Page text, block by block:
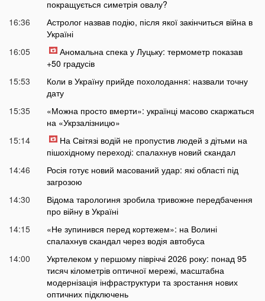
покращується симетрія овалу?
16:36
Астролог назвав подію, після якої закінчиться війна в
Україні
16:05
Аномальна спека у Луцьку: термометр показав
+50 градусів
15:53
Коли в Україну прийде похолодання: назвали точну
дату
15:35
«Можна просто вмерти»: українці масово скаржаться
на «Укрзалізницю»
15:14
На Світязі водій не пропустив людей з дітьми на
пішохідному переході: спалахнув новий скандал
14:46
Росія готує новий масований удар: які області під
загрозою
14:30
Відома тарологиня зробила тривожне передбачення
про війну в Україні
14:15
«Не зупинився перед кортежем»: на Волині
спалахнув скандал через водія автобуса
14:00
Укртелеком у першому півріччі 2026 року: понад 95
тисяч кілометрів оптичної мережі, масштабна
модернізація інфраструктури та зростання нових
оптичних підключень